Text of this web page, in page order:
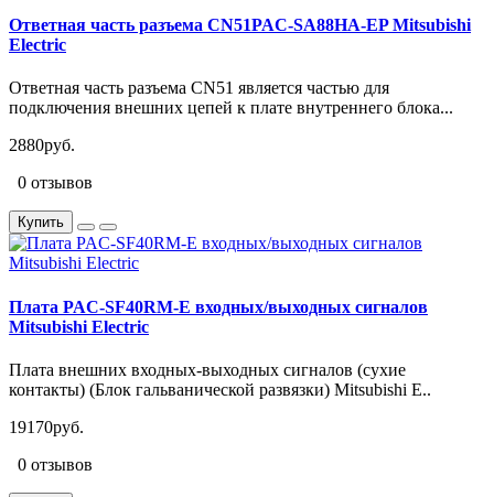
Ответная часть разъема CN51PAC-SA88HA-EP Mitsubishi
Electric
Ответная часть разъема CN51 является частью для
подключения внешних цепей к плате внутреннего блока...
2880руб.
0 отзывов
Купить
Плата PAC-SF40RM-E входных/выходных сигналов
Mitsubishi Electric
Плата внешних входных-выходных сигналов (сухие
контакты) (Блок гальванической развязки) Mitsubishi E..
19170руб.
0 отзывов